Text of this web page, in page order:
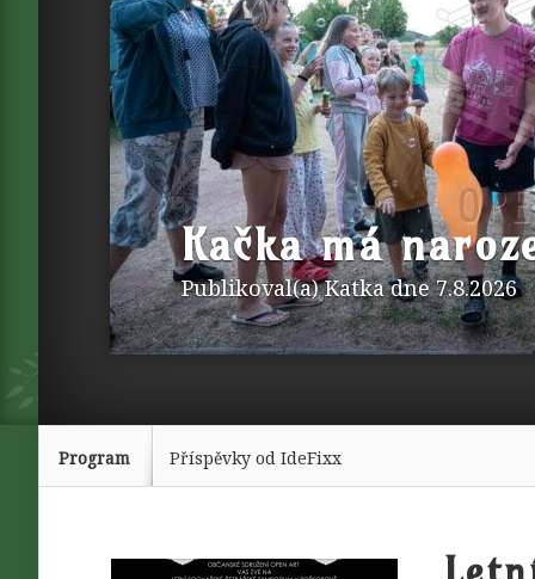
Kačka má
Publikoval(a)Katkadne 7.8.2026
Program Příspěvky od IdeFixx